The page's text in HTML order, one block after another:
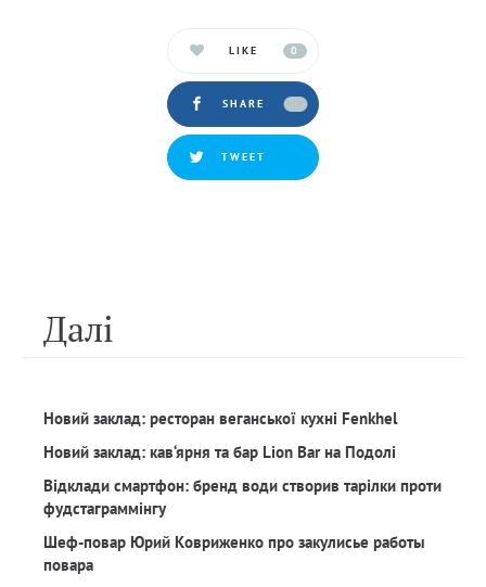
LIKE 0
SHARE
TWEET
Далi
Новий заклад: ресторан веганської кухні Fenkhel
Новий заклад: кав‘ярня та бар Lion Bar на Подолі
Відклади смартфон: бренд води створив тарілки проти
фудстаграммінгу
Шеф-повар Юрий Ковриженко про закулисье работы
повара